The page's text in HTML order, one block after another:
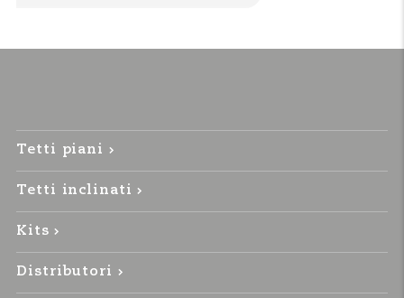
Tetti piani
Tetti inclinati
Kits
Distributori